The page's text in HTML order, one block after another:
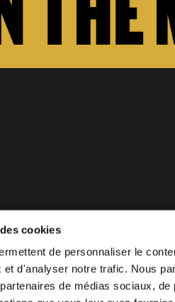
cookies
de personnaliser le
d'analyser notre trafic. Nous
de médias sociaux,
coopératif.
part à notre